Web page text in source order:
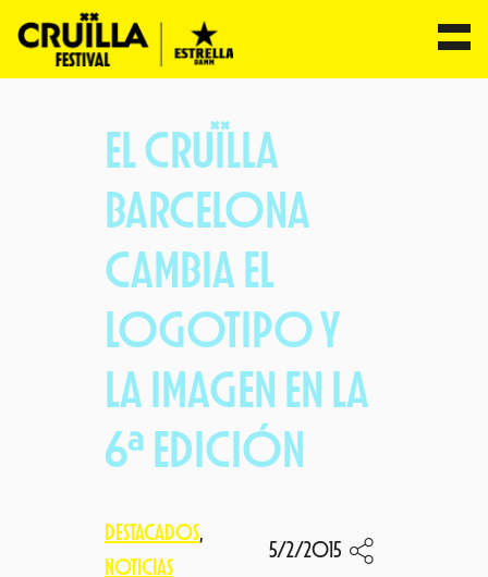
EL CRUÏLLA
BARCELONA
CAMBIA EL
LOGOTIPO Y
LA IMAGEN EN LA
6ª EDICIÓN
DESTACADOS
NOTICIAS
5/2/2015